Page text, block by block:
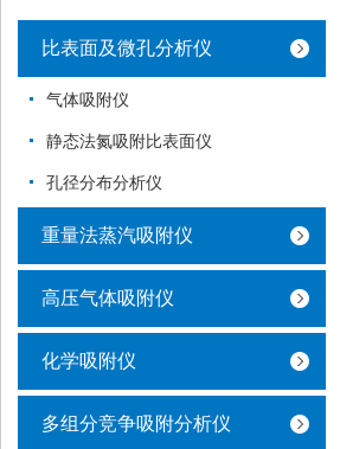
比表面及微孔分析仪
气体吸附仪
静态法氮吸附比表面仪
孔径分布分析仪
重量法蒸汽吸附仪
高压气体吸附仪
化学吸附仪
多组分竞争吸附分析仪